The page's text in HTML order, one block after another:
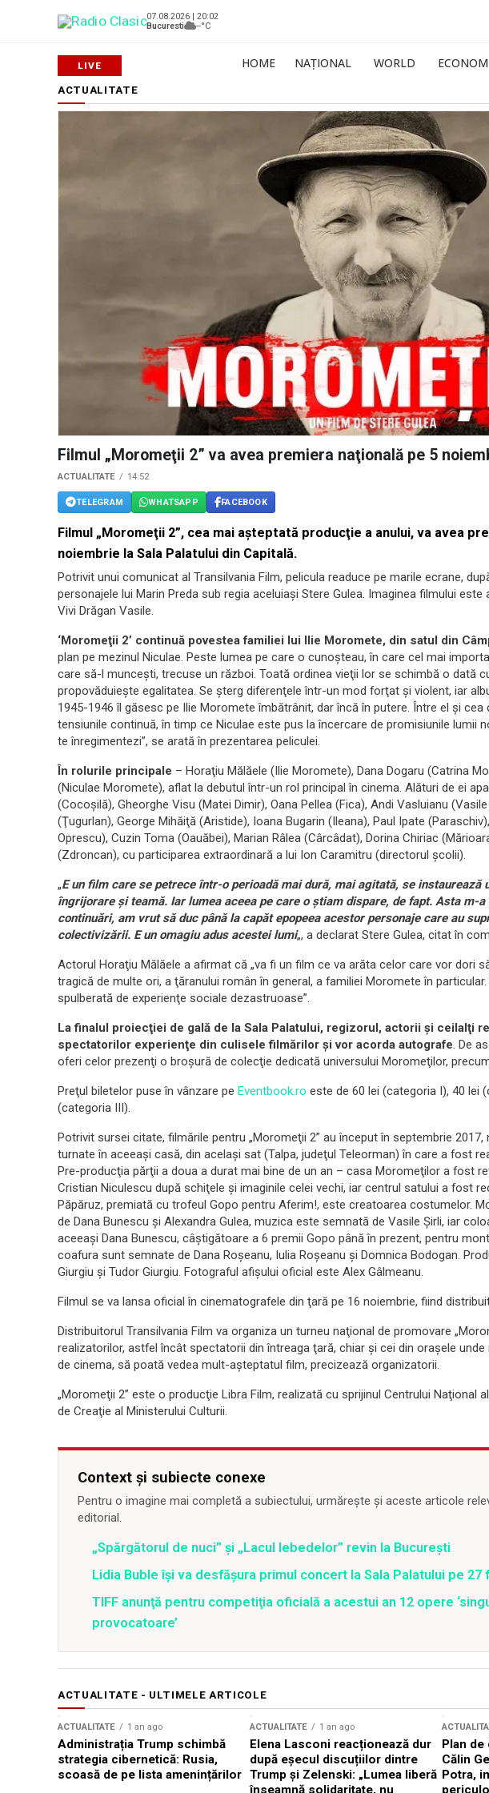
07.08.2026 | 20:02
Bucuresti
--°C
HOME NAȚIONAL WORLD
ACTUALITATE
Filmul „Moromeţii 2” va avea premiera naţională pe 5
ACTUALITATE 14:52
TELEGRAM WHATSAPP FACEBOOK
Filmul „Moromeţii 2”, cea mai aşteptată producţie a anului, va avea
noiembrie la Sala Palatului din Capitală.
Potrivit unui comunicat al Transilvania Film, pelicula readuce pe marile ecrane,
personajele lui Marin Preda sub regia aceluiaşi Stere Gulea. Imaginea filmului
Vivi Drăgan Vasile.
‘Moromeţii 2’ continuă povestea familiei lui Ilie Moromete, din satul din
plan pe mezinul Niculae. Peste lumea pe care o cunoşteau, în care cel mai
care să-l munceşti, trecuse un război. Toată ordinea vieţii lor se schimbă o dată
propovăduieşte egalitatea. Se şterg diferenţele într-un mod forţat şi violent, iar
1945-1946 îl găsesc pe Ilie Moromete îmbătrânit, dar încă în putere. Între el şi cea
tensiunile continuă, în timp ce Niculae este pus la încercare de promisiunile lumii
te înregimentezi”, se arată în prezentarea peliculei.
În rolurile principale – Horaţiu Mălăele (Ilie Moromete), Dana Dogaru (Catrina
(Niculae Moromete), aflat la debutul într-un rol principal în cinema. Alături de ei
(Cocoşilă), Gheorghe Visu (Matei Dimir), Oana Pellea (Fica), Andi Vasluianu
(Ţugurlan), George Mihăiţă (Aristide), Ioana Bugarin (Ileana), Paul Ipate
Oprescu), Cuzin Toma (Oauăbei), Marian Râlea (Cârcâdat), Dorina Chiriac
(Zdroncan), cu participarea extraordinară a lui Ion Caramitru (directorul şcolii).
„E un film care se petrece într-o perioadă mai dură, mai agitată, se instaurează
îngrijorare şi teamă. Iar lumea aceea pe care o ştiam dispare, de fapt. Asta m-
continuări, am vrut să duc până la capăt epopeea acestor personaje care au
colectivizării. E un omagiu adus acestei lumi„, a declarat Stere Gulea, citat în
Actorul Horaţiu Mălăele a afirmat că „va fi un film ce va arăta celor care vor dori
tragică de multe ori, a ţăranului român în general, a familiei Moromete în
spulberată de experienţe sociale dezastruoase”.
La finalul proiecţiei de gală de la Sala Palatului, regizorul, actorii şi ceilalţi
spectatorilor experienţe din culisele filmărilor şi vor acorda autografe. De
oferi celor prezenţi o broşură de colecţie dedicată universului Moromeţilor,
Preţul biletelor puse în vânzare pe Eventbook.ro este de 60 lei (categoria I), 40 lei
(categoria III).
Potrivit sursei citate, filmările pentru „Moromeţii 2” au început în septembrie
turnate în aceeaşi casă, din acelaşi sat (Talpa, judeţul Teleorman) în care a fost
Pre-producţia părţii a doua a durat mai bine de un an – casa Moromeţilor a fost
Cristian Niculescu după schiţele şi imaginile celei vechi, iar centrul satului a fost
Păpăruz, premiată cu trofeul Gopo pentru Aferim!, este creatoarea costumelor.
de Dana Bunescu şi Alexandra Gulea, muzica este semnată de Vasile Şirli, iar
aceeaşi Dana Bunescu, câştigătoare a 6 premii Gopo până în prezent, pentru
coafura sunt semnate de Dana Roşeanu, Iulia Roşeanu şi Domnica Bodogan.
Giurgiu şi Tudor Giurgiu. Fotograful afişului oficial este Alex Gâlmeanu.
Filmul se va lansa oficial în cinematografele din ţară pe 16 noiembrie, fiind
Distribuitorul Transilvania Film va organiza un turneu naţional de promovare
realizatorilor, astfel încât spectatorii din întreaga ţară, chiar şi cei din oraşele
de cinema, să poată vedea mult-aşteptatul film, precizează organizatorii.
„Moromeţii 2” este o producţie Libra Film, realizată cu sprijinul Centrului Naţional
de Creaţie al Ministerului Culturii.
Context și subiecte conexe
Pentru o imagine mai completă a subiectului, urmărește și aceste articole
editorial.
„Spărgătorul de nuci” și „Lacul lebedelor” revin la București
Lidia Buble își va desfășura primul concert la Sala Palatului pe 27
TIFF anunţă pentru competiţia oficială a acestui an 12 opere
provocatoare’
ACTUALITATE - ULTIMELE ARTICOLE
ACTUALITATE 1 an ago
Administrația Trump schimbă
strategia cibernetică: Rusia,
scoasă de pe lista amenințărilor
ACTUALITATE 1 an ago
Elena Lasconi reacționează dur
după eșecul discuțiilor dintre
Trump și Zelenski: „Lumea liberă
înseamnă solidaritate, nu
Plan de
Călin
Potra,